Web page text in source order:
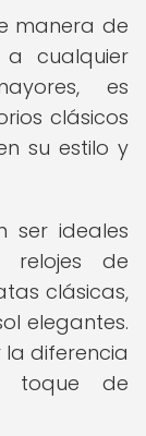
manera de
cualquier
es
clásicos
su estilo y
ser ideales
relojes de
clásicas,
elegantes.
diferencia
toque de